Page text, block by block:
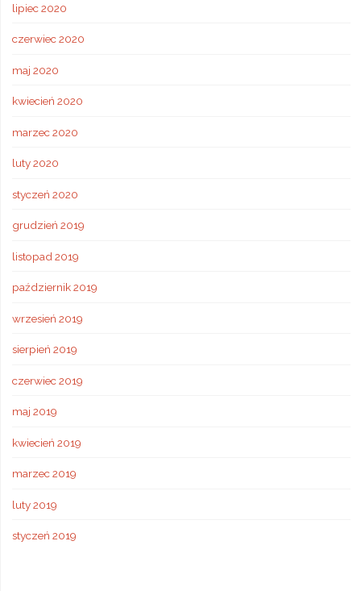
lipiec 2020
czerwiec 2020
maj 2020
kwiecień 2020
marzec 2020
luty 2020
styczeń 2020
grudzień 2019
listopad 2019
październik 2019
wrzesień 2019
sierpień 2019
czerwiec 2019
maj 2019
kwiecień 2019
marzec 2019
luty 2019
styczeń 2019